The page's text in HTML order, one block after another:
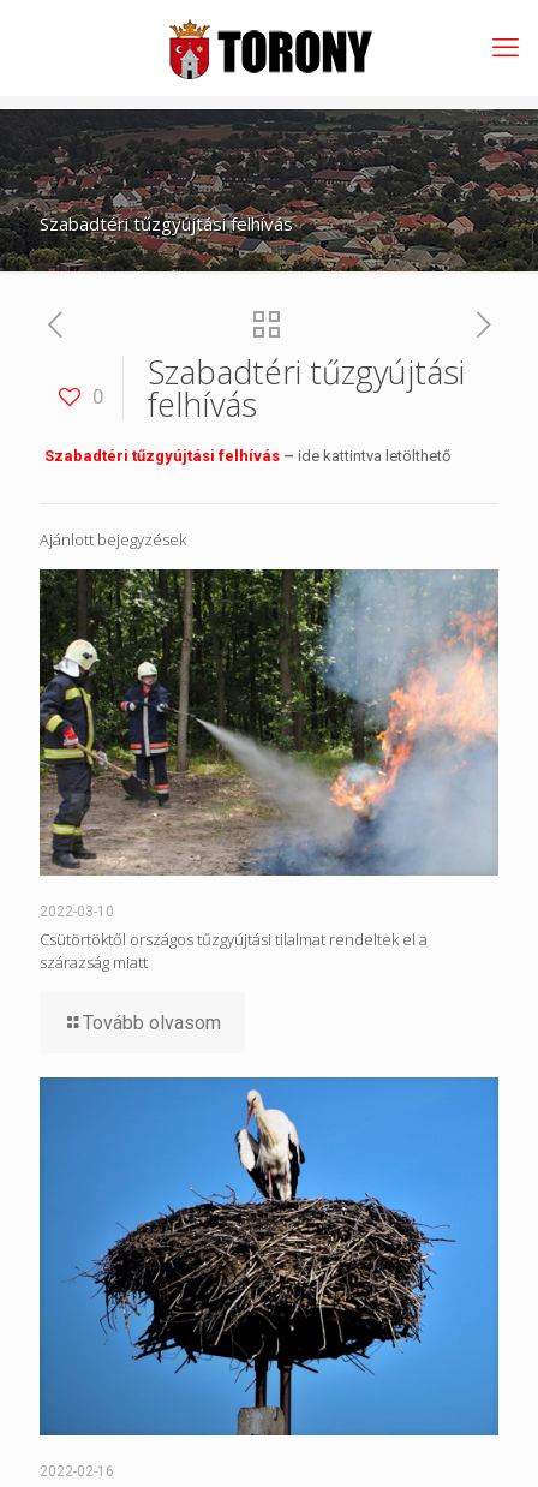
Szabadtéri tűzgyújtási felhívás
0
Szabadtéri tűzgyújtási
felhívás
Szabadtéri tűzgyújtási felhívás– ide kattintva letölthető
Ajánlott bejegyzések
2022-03-10
Csütörtöktől országos tűzgyújtási tilalmat rendeltek el a
szárazság miatt
Tovább olvasom
2022-02-16